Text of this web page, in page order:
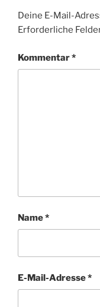
Deine E-Mail-
Erforderliche
Kommentar*
Name*
E-Mail-Adresse*